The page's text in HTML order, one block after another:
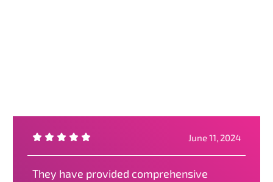
June 11, 2024
They have provided comprehensive